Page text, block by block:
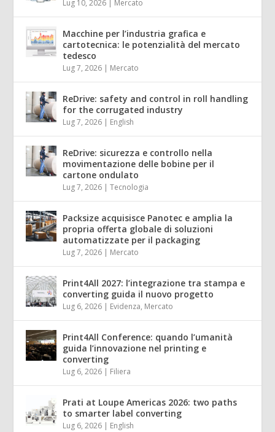
Lug 10, 2026 Mercato
Macchine per l’industria grafica e
cartotecnica: le potenzialità del mercato
tedesco
Lug 7, 2026 Mercato
ReDrive: safety and control in roll handling
for the corrugated industry
Lug 7, 2026 English
ReDrive: sicurezza e controllo nella
movimentazione delle bobine per il
cartone ondulato
Lug 7, 2026 |Tecnologia
Packsize acquisisce Panotec e amplia la
propria offerta globale di soluzioni
automatizzate per il packaging
Lug 7, 2026 Mercato
Print4All 2027: l’integrazione tra stampa e
converting guida il nuovo progetto
Lug 6, 2026 Evidenza, Mercato
Print4All Conference: quando l’umanità
guida l’innovazione nel printing e
converting
Lug 6, 2026 Filiera
Prati at Loupe Americas 2026: two paths
to smarter label converting
Lug 6, 2026 English